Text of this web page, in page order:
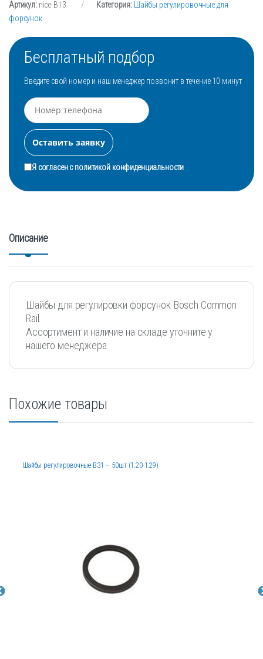
Артикул: nice-B13 Категория:
Шайбы регулировочные для
форсунок
Бесплатный подбор
Введите свой номер и наш менеджер позвонит в течение 10 минут
Я согласен сполитикой конфиденциальности
Описание
Шайбы для регулировки форсунок Bosch Common
Rail.
Ассортимент и наличие на складе уточните у
нашего менеджера.
Похожие товары
Шайбы регулировочные B31 — 50шт (1.20-1.29)